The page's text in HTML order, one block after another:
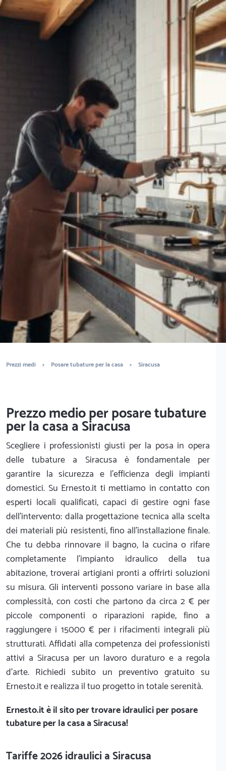
Quanto costa posare
tubature per la casa a
Siracusa? Prezzi e
tariffe 2026
Il costo medio per posare tubature per la casa
va da2€ a 15000€
Vuoi sapere il prezzo preciso per posare tubature per la casa?
Ottieni preventivi gratuiti.
È completamente gratuito
Trova idraulici
Prezzi medi > Posare tubature per la casa > Siracusa
Prezzo medio per posare tubature
per la casa a Siracusa
Scegliere i professionisti giusti per la posa in opera
delle tubature a Siracusa è fondamentale per
garantire la sicurezza e l'efficienza degli impianti
domestici. Su Ernesto.it ti mettiamo in contatto con
esperti locali qualificati, capaci di gestire ogni fase
dell'intervento: dalla progettazione tecnica alla scelta
dei materiali più resistenti, fino all'installazione finale.
Che tu debba rinnovare il bagno, la cucina o rifare
completamente l'impianto idraulico della tua
abitazione, troverai artigiani pronti a offrirti soluzioni
su misura. Gli interventi possono variare in base alla
complessità, con costi che partono da circa 2 € per
piccole componenti o riparazioni rapide, fino a
raggiungere i 15000 € per i rifacimenti integrali più
strutturati. Affidati alla competenza dei professionisti
attivi a Siracusa per un lavoro duraturo e a regola
d'arte. Richiedi subito un preventivo gratuito su
Ernesto.it e realizza il tuo progetto in totale serenità.
Ernesto.itè il sito per trovare idraulici per posare
tubature per la casa a Siracusa!
Tariffe 2026 idraulici a Siracusa